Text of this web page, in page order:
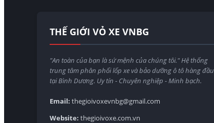
THẾ GIỚI VỎ XE VNBG
"An toàn của bạn là sứ mệnh của chúng tôi." Hệ thống
trung tâm phân phối lốp xe và bảo dưỡng ô tô hàng đầu
tại Bình Dương. Uy tín - Chuyên nghiệp - Minh bạch.
Email: thegioivoxevnbg@gmail.com
Website: thegioivoxe.com.vn